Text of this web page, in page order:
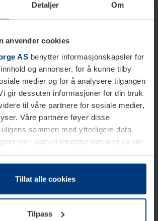
Detaljer Om
anvender cookies
AS benytter informasjonskapsler for
og annonser, for å kunne tilby
medier og for å analysere tilgangen
gir dessuten informasjoner for din bruk
til våre partnere for sosiale medier,
Våre partnere føyer disse
sammen med ytterligere data
eller samlet innenfor rammen av din
lagre informasjonskapsler på din
disse er absolutt nødvendig for drift av
Du kan når som helst endre eller
i forklaringen av
Tillat alle cookies
Tilpass